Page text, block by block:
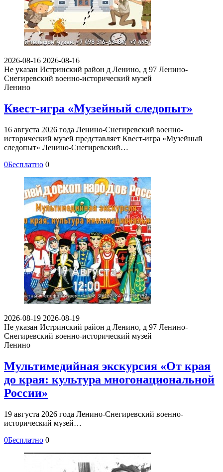
2026-08-16 2026-08-16
Не указан Истринский район д Ленино, д 97 Ленино-
Снегиревский военно-исторический музей
Ленино
Квест-игра «Музейный следопыт»
16 августа 2026 года Ленино-Снегиревский военно-
исторический музей представляет Квест-игра «Музейный
следопыт» Ленино-Снегиревский…
0Бесплатно 0
2026-08-19 2026-08-19
Не указан Истринский район д Ленино, д 97 Ленино-
Снегиревский военно-исторический музей
Ленино
Мультимедийная экскурсия «От края
до края: культура многонациональной
России»
19 августа 2026 года Ленино-Снегиревский военно-
исторический музей…
0Бесплатно 0